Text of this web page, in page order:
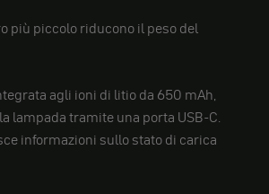
più piccolo riducono il peso del
agli ioni di litio da 650 mAh,
lampada tramite una porta USB-C.
informazioni sullo stato di carica